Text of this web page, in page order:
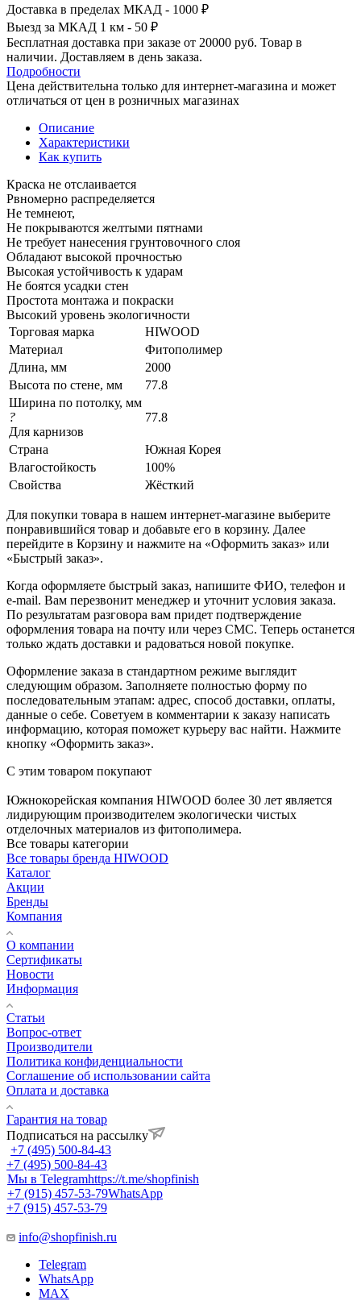
Доставка в пределах МКАД - 1000 ₽
Выезд за МКАД 1 км - 50 ₽
Бесплатная доставка при заказе от 20000 руб. Товар в
наличии. Доставляем в день заказа.
Подробности
Цена действительна только для интернет-магазина и может
отличаться от цен в розничных магазинах
Описание
Характеристики
Как купить
Краска не отслаивается
Рвномерно распределяется
Не темнеют,
Не покрываются желтыми пятнами
Не требует нанесения грунтовочного слоя
Обладают высокой прочностью
Высокая устойчивость к ударам
Не боятся усадки стен
Простота монтажа и покраски
Высокий уровень экологичности
Торговая марка
HIWOOD
Материал
Фитополимер
Длина, мм
2000
Высота по стене, мм
77.8
Ширина по потолку, мм
?
Для карнизов
77.8
Страна
Южная Корея
Влагостойкость
100%
Свойства
Жёсткий
Для покупки товара в нашем интернет-магазине выберите
понравившийся товар и добавьте его в корзину. Далее
перейдите в Корзину и нажмите на «Оформить заказ» или
«Быстрый заказ».
Когда оформляете быстрый заказ, напишите ФИО, телефон и
e-mail. Вам перезвонит менеджер и уточнит условия заказа.
По результатам разговора вам придет подтверждение
оформления товара на почту или через СМС. Теперь останется
только ждать доставки и радоваться новой покупке.
Оформление заказа в стандартном режиме выглядит
следующим образом. Заполняете полностью форму по
последовательным этапам: адрес, способ доставки, оплаты,
данные о себе. Советуем в комментарии к заказу написать
информацию, которая поможет курьеру вас найти. Нажмите
кнопку «Оформить заказ».
С этим товаром покупают
Южнокорейская компания HIWOOD более 30 лет является
лидирующим производителем экологически чистых
отделочных материалов из фитополимера.
Все товары категории
Все товары бренда HIWOOD
Каталог
Акции
Бренды
Компания
О компании
Сертификаты
Новости
Информация
Статьи
Вопрос-ответ
Производители
Политика конфиденциальности
Соглашение об использовании сайта
Оплата и доставка
Гарантия на товар
Подписаться на рассылку
+7 (495) 500-84-43
+7 (495) 500-84-43
Мы в Telegramhttps://t.me/shopfinish
+7 (915) 457-53-79WhatsApp
+7 (915) 457-53-79
info@shopfinish.ru
Telegram
WhatsApp
MAX